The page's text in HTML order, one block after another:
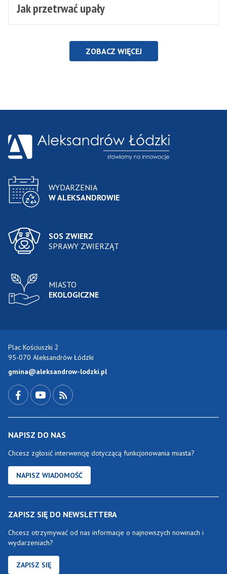
Jak przetrwać upały
ZOBACZ WIĘCEJ
WYDARZENIA
W ALEKSANDROWIE
SOS ZWIERZ
SPRAWY ZWIERZĄT
MIASTO
EKOLOGICZNE
Plac Kościuszki 2
95-070 Aleksandrów Łódzki
gmina@aleksandrow-lodzki.pl
NAPISZ DO NAS
Chcesz zgłosić interwencję dotyczącą funkcjonowania miasta?
NAPISZ WIADOMOŚĆ
ZAPISZ SIĘ DO NEWSLETTERA
Chcesz otrzymywać od nas informacje o najnowszych nowinach i
wydarzeniach?
ZAPISZ SIĘ